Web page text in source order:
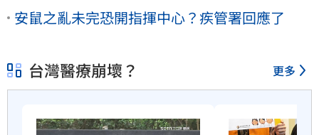
安鼠之亂未完恐開指揮中心？疾管署回應了
台灣醫療崩壞？ 更多